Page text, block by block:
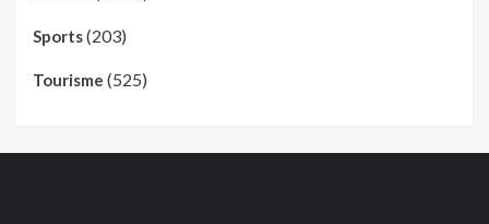
Sports(203)
Tourisme (525)